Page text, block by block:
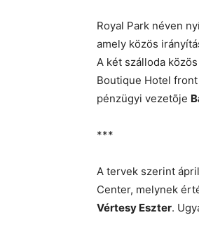
Royal Park néven
amely közös
A két szálloda
Boutique Hotel
pénzügyi vezetõje
***
A tervek szerint
Center, melynek
Vértesy Eszter.